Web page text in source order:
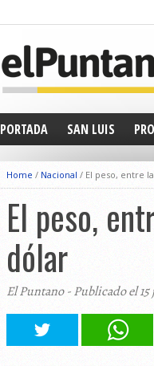
PORTADA SAN LUIS
Home / Nacional / El peso, entre
El peso,
dólar
El Puntano - Publicado el 15